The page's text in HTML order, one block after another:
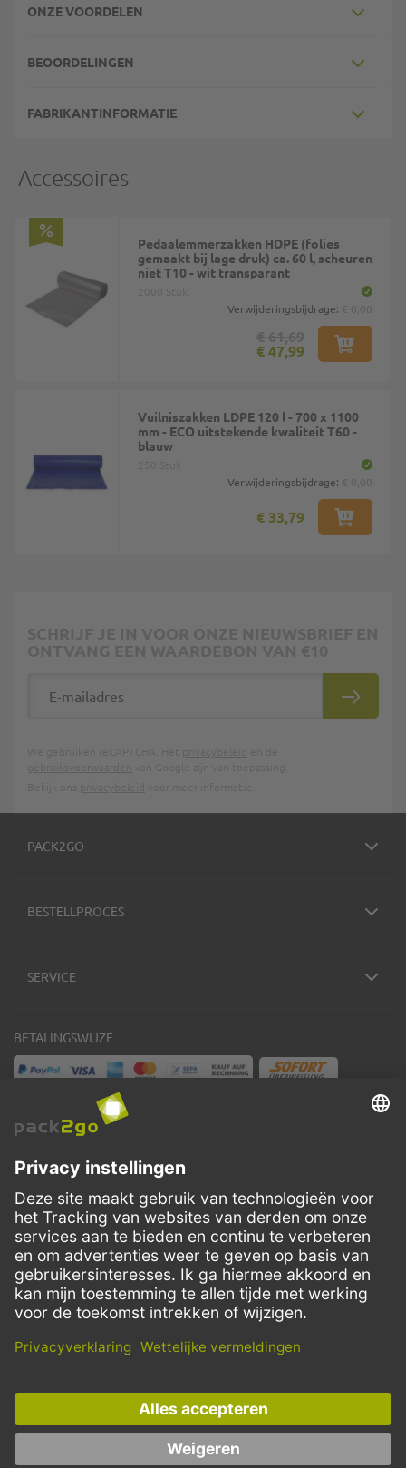
ONZE VOORDELEN
BEOORDELINGEN
FABRIKANTINFORMATIE
Accessoires
Pedaalemmerzakken HDPE (folies
gemaakt bij lage druk) ca. 60 l, scheuren
niet T10 - wit transparant
Verwijderingsbijdrage:
€ 47,99
Vuilniszakken LDPE 120 l - 700 x 1100
mm - ECO uitstekende kwaliteit T60 -
blauw
Verwijderingsbijdrage:
€ 33,79
PACK2GO
BESTELLPROCES
SERVICE
BETALINGSWIJZE
FacebookInstagramLinkedIn
Dit aanbod is enkel bedoeld voor horeca, handel, industrie, handwerk,
overheidsinstanties en vrije beroepen. Particuliere aankopen zijn